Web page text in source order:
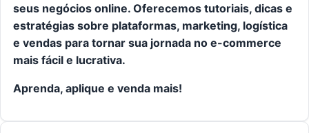
seus negócios online. Oferecemos tutoriais, dicas e
estratégias sobre plataformas, marketing, logística
e vendas para tornar sua jornada no e-commerce
mais fácil e lucrativa.
Aprenda, aplique e venda mais!